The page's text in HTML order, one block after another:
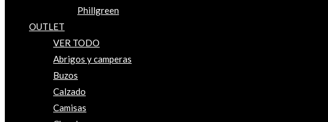
Phillgreen
OUTLET
VER TODO
Abrigos y camperas
Buzos
Calzado
Camisas